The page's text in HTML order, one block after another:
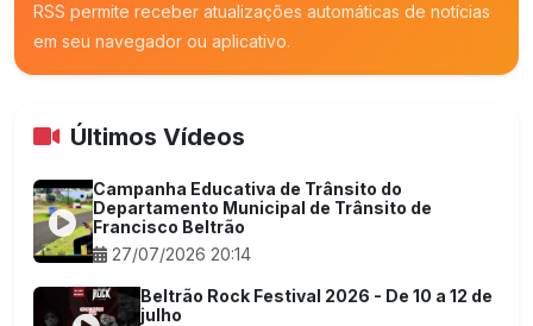
RSS permite receber atualizações automáticas de notícias
em seu navegador ou aplicativo.
Últimos Vídeos
Campanha Educativa de Trânsito do
Departamento Municipal de Trânsito de
Francisco Beltrão
27/07/2026 20:14
Beltrão Rock Festival 2026 - De 10 a 12 de
julho